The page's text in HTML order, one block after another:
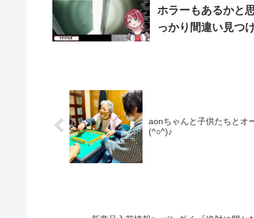
ホラーもあるかと
っかり間違い見つ
aonちゃんと子供たちとオ
(^○^)♪